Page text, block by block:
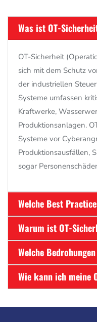
Was ist OT-
OT-Sicherheit
sich mit dem Schutz
der industriellen
Systeme umfassen
Kraftwerke,
Produktionsanlagen.
Systeme vor
Produktionsausfällen,
sogar
Welche Best
Warum ist OT-
Welche
Wie kann ich meine